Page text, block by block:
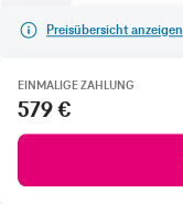
Preisübersicht anzeigen
EINMALIGE ZAHLUNG
579 €